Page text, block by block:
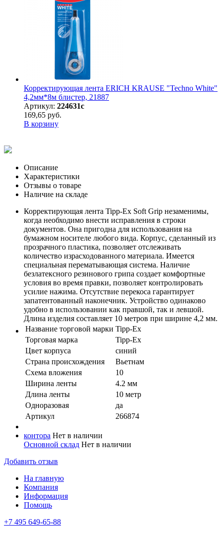
Корректирующая лента ERICH KRAUSE "Techno White"
4,2мм*8м блистер, 21887
Артикул: 224631с
169,65 руб.
В корзину
Описание
Характеристики
Отзывы о товаре
Наличие на складе
Корректирующая лента Tipp-Ex Soft Grip незаменимы,
когда необходимо внести исправления в строки
документов. Она пригодна для использования на
бумажном носителе любого вида. Корпус, сделанный из
прозрачного пластика, позволяет отслеживать
количество израсходованного материала. Имеется
специальная перематывающая система. Наличие
безлатексного резинового грипа создает комфортные
условия во время правки, позволяет контролировать
усилие нажима. Отсутствие перекоса гарантирует
запатентованный наконечник. Устройство одинаково
удобно в использовании как правшой, так и левшой.
Длина изделия составляет 10 метров при ширине 4,2 мм.
Название торговой марки Tipp-Ex
Торговая марка
Tipp-Ex
Цвет корпуса
синий
Страна происхождения
Вьетнам
Схема вложения
10
Ширина ленты
4.2 мм
Длина ленты
10 метр
Одноразовая
да
Артикул
266874
контора Нет в наличии
Основной склад Нет в наличии
Добавить отзыв
На главную
Компания
Информация
Помощь
+7 495 649-65-88